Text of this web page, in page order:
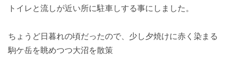
トイレと流しが近い所に駐車しする事にしました。
ちょうど日暮れの頃だったので、少し夕焼けに赤く染まる
駒ケ岳を眺めつつ大沼を散策